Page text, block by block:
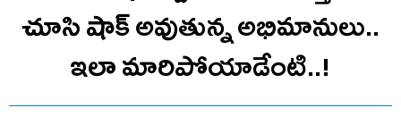
చూసి షాక్ అవుతున్న అభిమానులు..
ఇలా మారిపోయాడేంటి..!